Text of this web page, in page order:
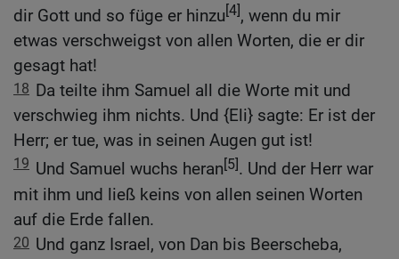
dir Gott und so füge er hinzu[4], wenn du mir
etwas verschweigst von allen Worten, die er dir
gesagt hat!
18 Da teilte ihm Samuel all die Worte mit und
verschwieg ihm nichts. Und {Eli} sagte: Er ist der
Herr; er tue, was in seinen Augen gut ist!
19 Und Samuel wuchs heran[5]. Und der Herr war
mit ihm und ließ keins von allen seinen Worten
auf die Erde fallen.
20 Und ganz Israel, von Dan bis Beerscheba,